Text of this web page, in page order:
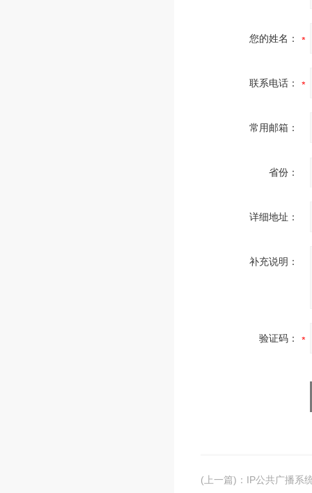
您的姓名：
联系电话：
常用邮箱：
省份：
详细地址：
补充说明：
验证码：
(上一篇) ： IP公共广播系